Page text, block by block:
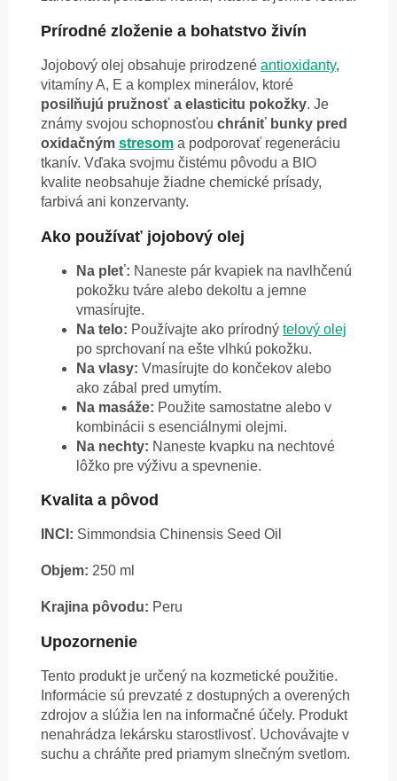
Prírodné zloženie a bohatstvo živín
Jojobový olej obsahuje prirodzené antioxidanty,
vitamíny A, E a komplex minerálov, ktoré
posilňujú pružnosť a elasticitu pokožky. Je
známy svojou schopnosťou chrániť bunky pred
oxidačným stresom a podporovať regeneráciu
tkanív. Vďaka svojmu čistému pôvodu a BIO
kvalite neobsahuje žiadne chemické prísady,
farbivá ani konzervanty.
Ako používať jojobový olej
Na pleť: Naneste pár kvapiek na navlhčenú
pokožku tváre alebo dekoltu a jemne
vmasírujte.
Na telo: Používajte ako prírodný telový olej
po sprchovaní na ešte vlhkú pokožku.
Na vlasy: Vmasírujte do končekov alebo
ako zábal pred umytím.
Na masáže: Použite samostatne alebo v
kombinácii s esenciálnymi olejmi.
Na nechty: Naneste kvapku na nechtové
lôžko pre výživu a spevnenie.
Kvalita a pôvod
INCI: Simmondsia Chinensis Seed Oil
Objem: 250 ml
Krajina pôvodu: Peru
Upozornenie
Tento produkt je určený na kozmetické použitie.
Informácie sú prevzaté z dostupných a overených
zdrojov a slúžia len na informačné účely. Produkt
nenahrádza lekársku starostlivosť. Uchovávajte v
suchu a chráňte pred priamym slnečným svetlom.